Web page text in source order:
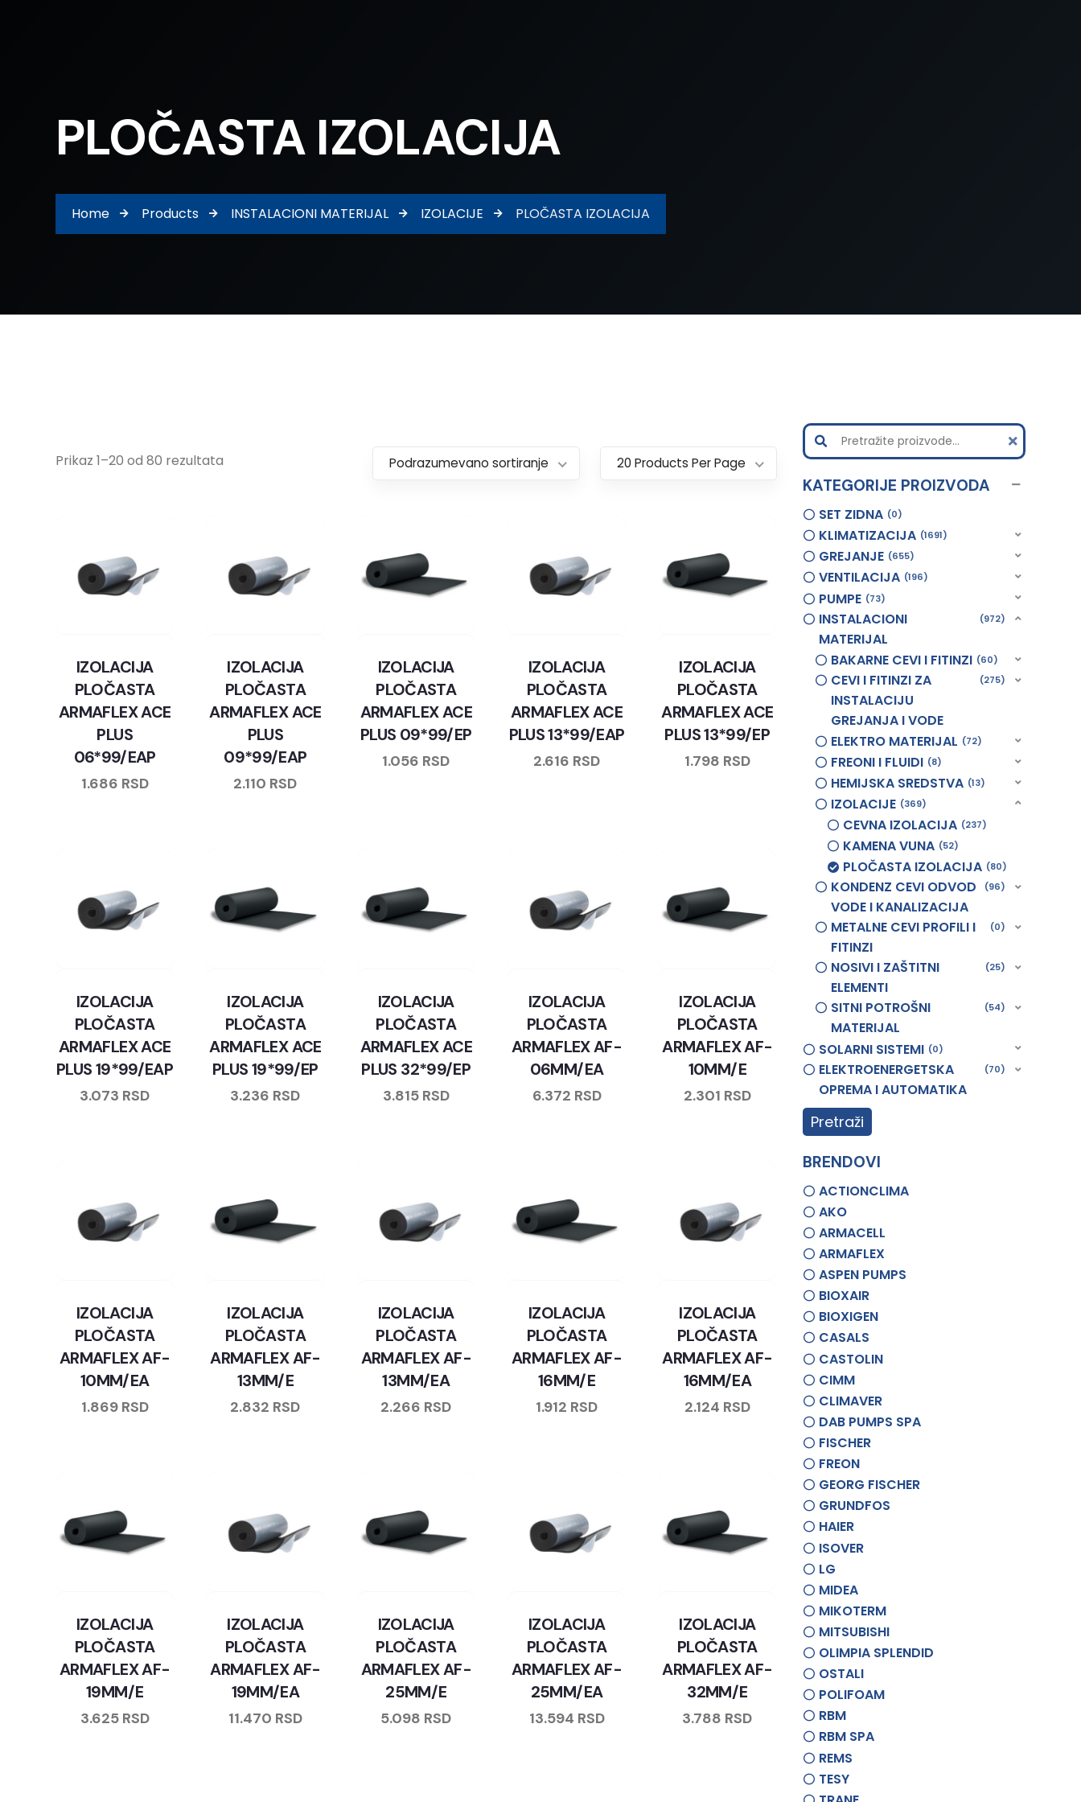
PLOČASTA IZOLACIJA
Home Products INSTALACIONI MATERIJAL IZOLACIJE PLOČASTA IZOLACIJA
Prikaz 1–20 od 80 rezultata 20 Products Per Page
Podrazumevano sortiranje
IZOLACIJA
PLOČASTA
ARMAFLEX ACE
PLUS
06*99/EAP
1.686 RSD
IZOLACIJA
PLOČASTA
ARMAFLEX ACE
PLUS
09*99/EAP
2.110 RSD
IZOLACIJA
PLOČASTA
ARMAFLEX ACE
PLUS 09*99/EP
1.056 RSD
IZOLACIJA
PLOČASTA
ARMAFLEX ACE
PLUS 13*99/EAP
2.616 RSD
IZOLACIJA
PLOČASTA
ARMAFLEX ACE
PLUS 13*99/EP
1.798 RSD
IZOLACIJA
PLOČASTA
ARMAFLEX ACE
PLUS 19*99/EAP
3.073 RSD
IZOLACIJA
PLOČASTA
ARMAFLEX ACE
PLUS 19*99/EP
3.236 RSD
IZOLACIJA
PLOČASTA
ARMAFLEX ACE
PLUS 32*99/EP
3.815 RSD
IZOLACIJA
PLOČASTA
ARMAFLEX AF-
06MM/EA
6.372 RSD
IZOLACIJA
PLOČASTA
ARMAFLEX AF-
10MM/E
2.301 RSD
IZOLACIJA
PLOČASTA
ARMAFLEX AF-
10MM/EA
1.869 RSD
IZOLACIJA
PLOČASTA
ARMAFLEX AF-
13MM/E
2.832 RSD
IZOLACIJA
PLOČASTA
ARMAFLEX AF-
13MM/EA
2.266 RSD
IZOLACIJA
PLOČASTA
ARMAFLEX AF-
16MM/E
1.912 RSD
IZOLACIJA
PLOČASTA
ARMAFLEX AF-
16MM/EA
2.124 RSD
IZOLACIJA
PLOČASTA
ARMAFLEX AF-
19MM/E
3.625 RSD
IZOLACIJA
PLOČASTA
ARMAFLEX AF-
19MM/EA
11.470 RSD
IZOLACIJA
PLOČASTA
ARMAFLEX AF-
25MM/E
5.098 RSD
IZOLACIJA
PLOČASTA
ARMAFLEX AF-
25MM/EA
13.594 RSD
IZOLACIJA
PLOČASTA
ARMAFLEX AF-
32MM/E
3.788 RSD
KATEGORIJE PROIZVODA
SET ZIDNA 0
KLIMATIZACIJA 1691
GREJANJE 655
VENTILACIJA 196
PUMPE 73
INSTALACIONI
MATERIJAL
972
BAKARNE CEVI I FITINZI 60
CEVI I FITINZI ZA
INSTALACIJU
GREJANJA I VODE
275
ELEKTRO MATERIJAL 72
FREONI I FLUIDI 8
HEMIJSKA SREDSTVA 13
IZOLACIJE 369
CEVNA IZOLACIJA 237
KAMENA VUNA 52
PLOČASTA IZOLACIJA 80
KONDENZ CEVI ODVOD
VODE I KANALIZACIJA
96
METALNE CEVI PROFILI I
FITINZI
0
NOSIVI I ZAŠTITNI
ELEMENTI
25
SITNI POTROŠNI
MATERIJAL
54
SOLARNI SISTEMI 0
ELEKTROENERGETSKA
OPREMA I AUTOMATIKA
70
Pretraži
BRENDOVI
ACTIONCLIMA
AKO
ARMACELL
ARMAFLEX
ASPEN PUMPS
BIOXAIR
BIOXIGEN
CASALS
CASTOLIN
CIMM
CLIMAVER
DAB PUMPS SPA
FISCHER
FREON
GEORG FISCHER
GRUNDFOS
HAIER
ISOVER
LG
MIDEA
MIKOTERM
MITSUBISHI
OLIMPIA SPLENDID
OSTALI
POLIFOAM
RBM
RBM SPA
REMS
TESY